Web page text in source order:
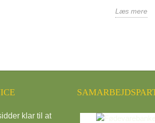
Læs mere
klar til at